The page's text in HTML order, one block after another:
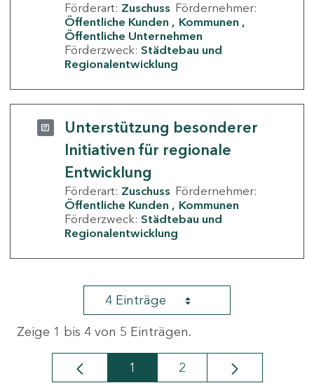
Förderart: Zuschuss Fördernehmer:
Öffentliche Kunden
Kommunen
Öffentliche Unternehmen
Förderzweck: Städtebau und
Regionalentwicklung
Unterstützung besonderer
Initiativen für regionale
Entwicklung
Förderart: Zuschuss Fördernehmer:
Öffentliche Kunden
Kommunen
Förderzweck: Städtebau und
Regionalentwicklung
4 Einträge
Zeige 1 bis 4 von 5 Einträgen.
Seite
1 Seite
2